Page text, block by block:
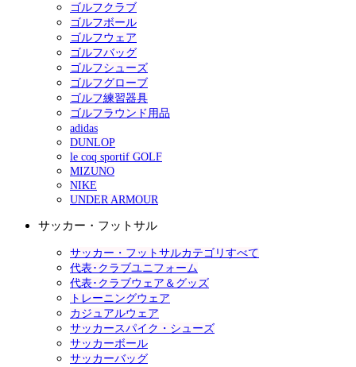
ゴルフクラブ
ゴルフボール
ゴルフウェア
ゴルフバッグ
ゴルフシューズ
ゴルフグローブ
ゴルフ練習器具
ゴルフラウンド用品
adidas
DUNLOP
le coq sportif GOLF
MIZUNO
NIKE
UNDER ARMOUR
サッカー・フットサル
サッカー・フットサルカテゴリすべて
代表･クラブユニフォーム
代表･クラブウェア＆グッズ
トレーニングウェア
カジュアルウェア
サッカースパイク・シューズ
サッカーボール
サッカーバッグ